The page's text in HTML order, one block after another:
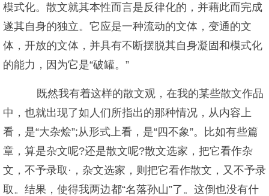
模式化。散文就其本性而言是反律化的，并藉此而完成
遂其自身的独立。它应是一种流动的文体，变通的文
体，开放的文体，并具有不断摆脱其自身凝固和模式化
的能力，因为它是“破罐。”
既然我有着这样的散文观，在我的某些散文作品
中，也就出现了如人们所指出的那种情况，从内容上
看，是“大杂烩”;从形式上看，是“四不象”。比如有些篇
章，算是杂文呢?还是散文呢?散文选家，把它看作杂
文，不予录取·，杂文选家，则把它看作散文，又不予录
取。结果，使得我两边都“名落孙山”了。这倒也没有什